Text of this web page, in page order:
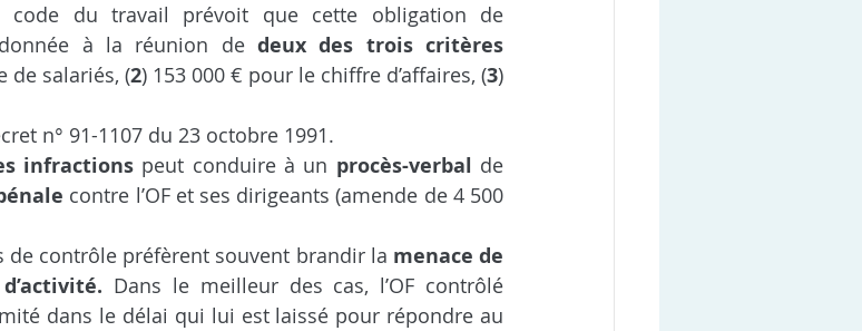
code du travail prévoit que cette obligation de
à la réunion de deux des trois critères
de salariés, (2) 153 000 € pour le chiffre d’affaires, (3)
n° 91-1107 du 23 octobre 1991.
infractions peut conduire à un procès-verbal de
contre l’OF et ses dirigeants (amende de 4 500
de contrôle préfèrent souvent brandir la menace de
Dans le meilleur des cas, l’OF contrôlé
dans le délai qui lui est laissé pour répondre au